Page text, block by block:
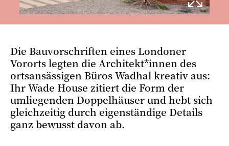
Die Bauvorschriften eines Londoner
Vororts legten die Architekt*innen des
ortsansässigen Büros Wadhal kreativ aus:
Ihr Wade House zitiert die Form der
umliegenden Doppelhäuser und hebt sich
gleichzeitig durch eigenständige Details
ganz bewusst davon ab.